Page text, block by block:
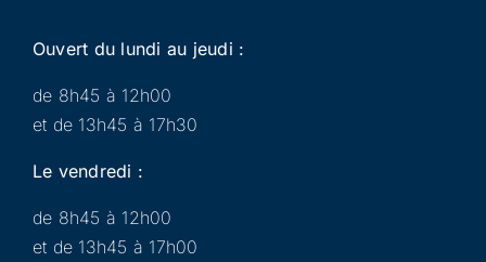
Ouvert du lundi au jeudi :
de 8h45 à 12h00
et de 13h45 à 17h30
Le vendredi :
de 8h45 à 12h00
et de 13h45 à 17h00